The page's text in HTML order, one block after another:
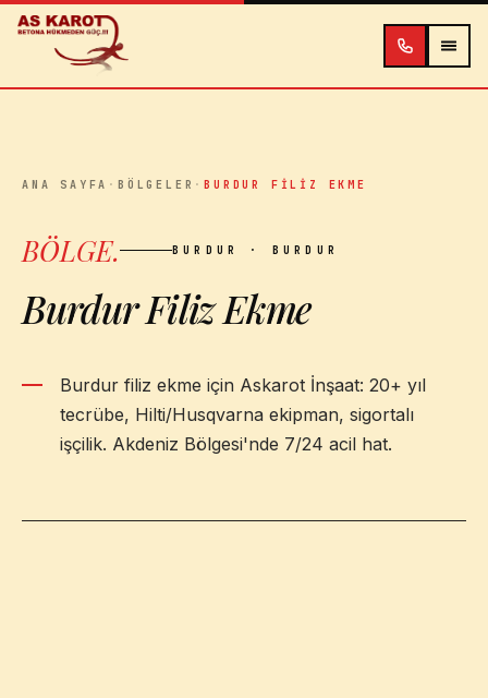
İçeriğe atla
ANA SAYFA ·BÖLGELER ·BURDUR FILIZ EKME
BÖLGE. BURDUR · BURDUR
Burdur Filiz Ekme
Burdur filiz ekme için Askarot İnşaat: 20+ yıl
tecrübe, Hilti/Husqvarna ekipman, sigortalı
işçilik. Akdeniz Bölgesi'nde 7/24 acil hat.